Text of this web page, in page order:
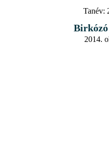
Tanév:
2014.